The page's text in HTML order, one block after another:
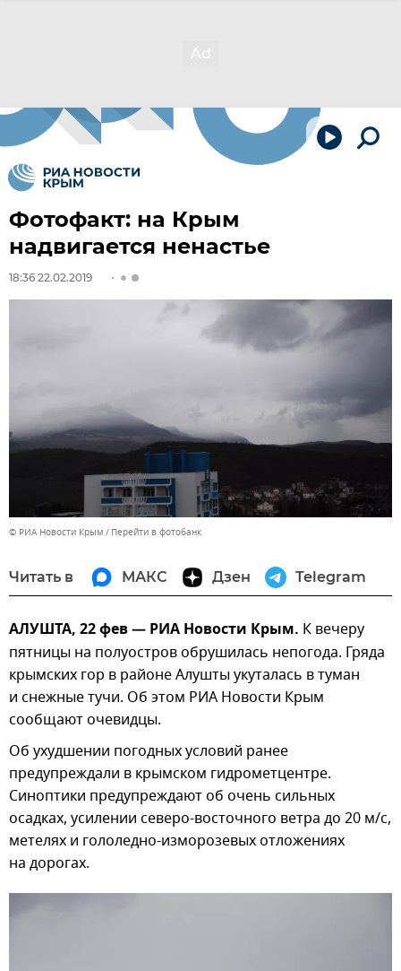
Фотофакт: на Крым
надвигается ненастье
18:36 22.02.2019
© РИА Новости Крым Перейти в фотобанк
Читать в МАКС Дзен Telegram
АЛУШТА, 22 фев — РИА Новости Крым. К вечеру
пятницы на полуостров обрушилась непогода. Гряда
крымских гор в районе Алушты укуталась в туман
и снежные тучи. Об этом РИА Новости Крым
сообщают очевидцы.
Об ухудшении погодных условий ранее
предупреждали в крымском гидрометцентре.
Синоптики предупреждают об очень сильных
осадках, усилении северо-восточного ветра до 20 м/с,
метелях и гололедно-изморозевых отложениях
на дорогах.